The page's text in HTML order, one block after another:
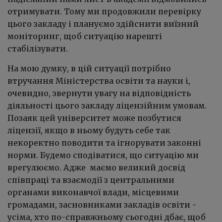
отримувати. Тому ми продовжили перевірку
цього закладу і плануємо здійснити виїзний
моніторинг, щоб ситуацію нарешті
стабілізувати.
На мою думку, в цій ситуації потрібно
втручання Міністерства освіти та науки і,
очевидно, звернути увагу на відповідність
діяльності цього закладу ліцензійним умовам.
Позаяк цей університет може позбутися
ліцензії, якщо в ньому будуть себе так
некоректно поводити та ігнорувати законні
норми. Будемо сподіватися, що ситуацію ми
врегулюємо. Адже маємо великий досвід
співпраці та взаємодії з центральними
органами виконавчої влади, місцевими
громадами, засновниками закладів освіти -
усіма, хто по-справжньому сьогодні дбає, щоб